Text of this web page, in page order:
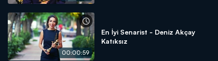
00:00:59
En İyi Senarist - Deniz Akçay
Katıksız